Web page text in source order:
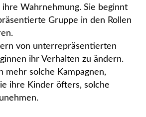
Wahrnehmung. Sie beginnt
Gruppe in den Rollen
von unterrepräsentierten
ihr Verhalten zu ändern.
mehr solche Kampagnen,
ihre Kinder öfters, solche